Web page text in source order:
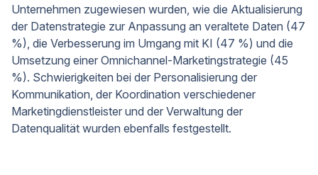
Unternehmen zugewiesen wurden, wie die Aktualisierung
der Datenstrategie zur Anpassung an veraltete Daten (47
%), die Verbesserung im Umgang mit KI (47 %) und die
Umsetzung einer Omnichannel-Marketingstrategie (45
%). Schwierigkeiten bei der Personalisierung der
Kommunikation, der Koordination verschiedener
Marketingdienstleister und der Verwaltung der
Datenqualität wurden ebenfalls festgestellt.